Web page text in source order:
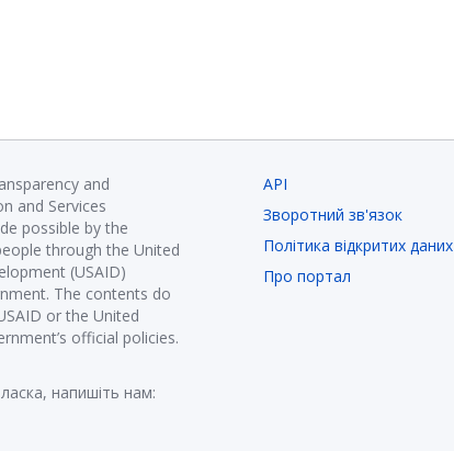
and
and Services
possible by the
through the United
(USAID)
The contents do
or the United
official policies.
напишіть нам:
API
Зворотний зв'язок
Політика відкритих даних
Про портал